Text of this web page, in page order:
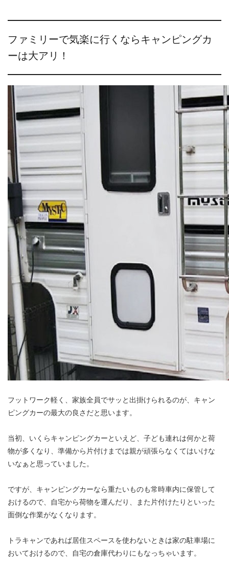
ファミリーで気楽に行くならキャンピングカ
ーは大アリ！
フットワーク軽く、家族全員でサッと出掛けられるのが、キャン
ピングカーの最大の良さだと思います。
当初、いくらキャンピングカーといえど、子ども連れは何かと荷
物が多くなり、準備から片付けまでは親が頑張らなくてはいけな
いなぁと思っていました。
ですが、キャンピングカーなら重たいものも常時車内に保管して
おけるので、自宅から荷物を運んだり、また片付けたりといった
面倒な作業がなくなります。
トラキャンであれば居住スペースを使わないときは家の駐車場に
おいておけるので、自宅の倉庫代わりにもなっちゃいます。